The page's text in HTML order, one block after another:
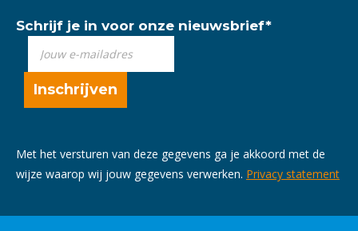
Schrijf je in voor onze nieuwsbrief*
Met het versturen van deze gegevens ga je akkoord met de
wijze waarop wij jouw gegevens verwerken. Privacy statement